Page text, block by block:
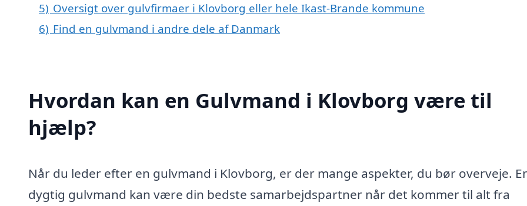
5) Oversigt over gulvfirmaer i Klovborg eller hele Ikast-Brande kommune
6) Find en gulvmand i andre dele af Danmark
Hvordan kan en Gulvmand i Klovborg være til
hjælp?
Når du leder efter en gulvmand i Klovborg, er der mange aspekter, du bør overveje.
dygtig gulvmand kan være din bedste samarbejdspartner når det kommer til alt fra